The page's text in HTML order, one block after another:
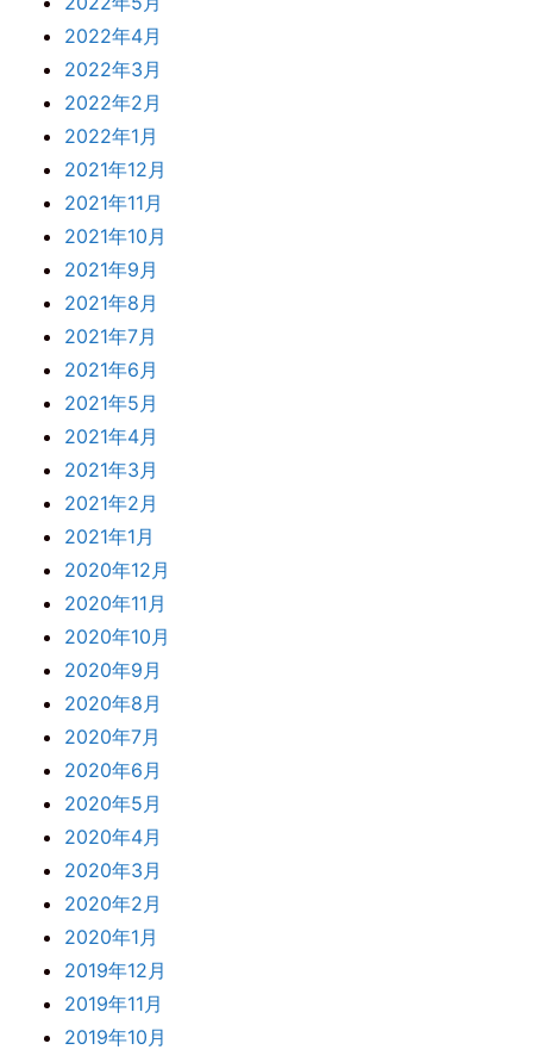
2022年4月
2022年3月
2022年2月
2022年1月
2021年12月
2021年11月
2021年10月
2021年9月
2021年8月
2021年7月
2021年6月
2021年5月
2021年4月
2021年3月
2021年2月
2021年1月
2020年12月
2020年11月
2020年10月
2020年9月
2020年8月
2020年7月
2020年6月
2020年5月
2020年4月
2020年3月
2020年2月
2020年1月
2019年12月
2019年11月
2019年10月